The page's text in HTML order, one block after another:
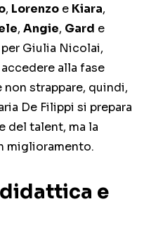
, Lorenzo e Kiara,
, Angie, Gard e
Giulia Nicolai,
alla fase
strappare, quindi,
De Filippi si prepara
del talent, ma la
miglioramento.
e